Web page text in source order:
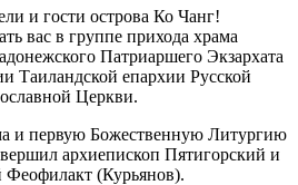
и гости острова Ко Чанг!
вас в группе прихода храма
Патриаршего Экзархата
Таиландской епархии Русской
Церкви.
и первую Божественную Литургию
архиепископ Пятигорский и
Феофилакт (Курьянов).